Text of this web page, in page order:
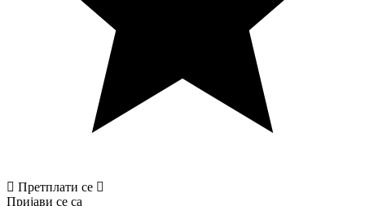
Претплати се
Пријави се са